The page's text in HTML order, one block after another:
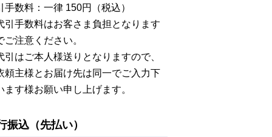
手数料：一律 150円（税込）
手数料はお客さま負担となります
ご注意ください。
はご本人様送りとなりますので、
頼主様とお届け先は同一でご入力下
ます様お願い申し上げます。
振込（先払い）